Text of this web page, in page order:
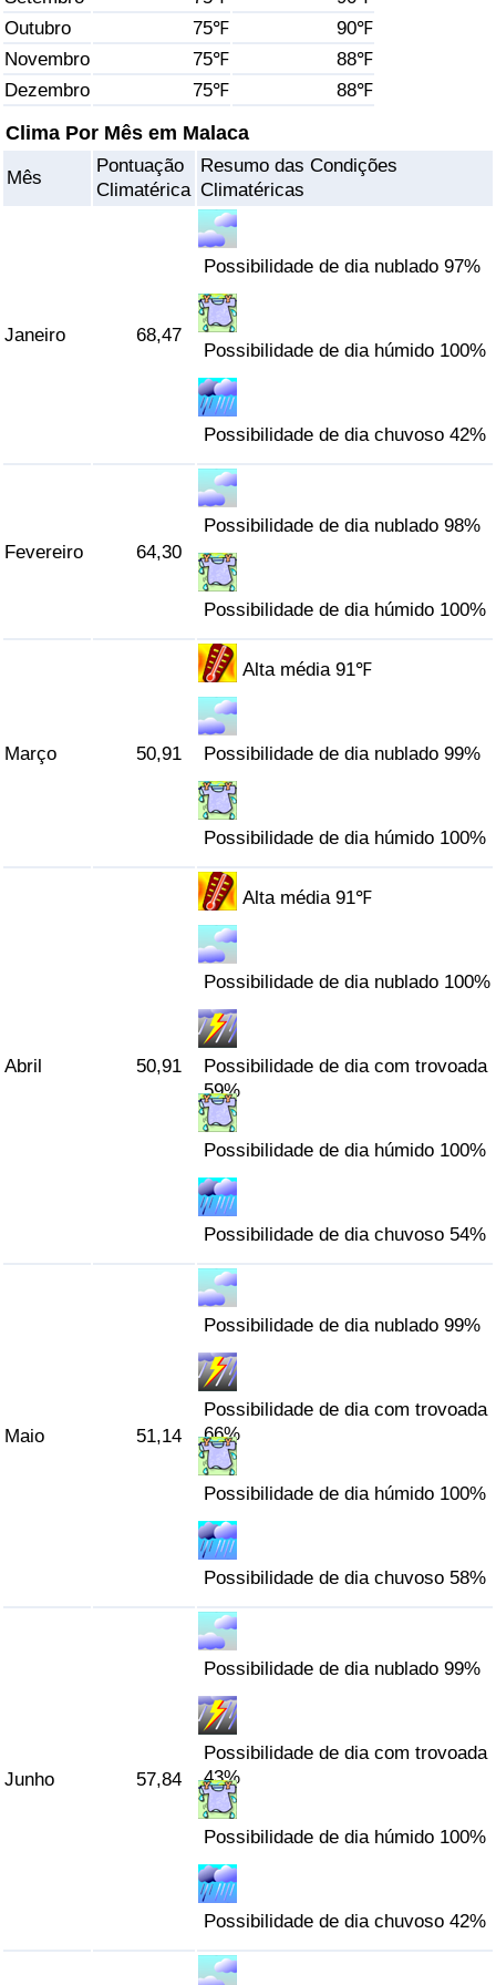
Outubro
75℉
90℉
Novembro
75℉
88℉
Dezembro
75℉ 88℉
Clima Por Mês em Malaca
Mês
Pontuação
Climatérica
Resumo das Condições
Climatéricas
Janeiro 68,47
Possibilidade de dia nublado 97%
Possibilidade de dia húmido 100%
Possibilidade de dia chuvoso 42%
Fevereiro 64,30
Possibilidade de dia nublado 98%
Possibilidade de dia húmido 100%
Março 50,91
Alta média 91℉
Possibilidade de dia nublado 99%
Possibilidade de dia húmido 100%
Abril 50,91
Alta média 91℉
Possibilidade de dia nublado 100%
Possibilidade de dia com trovoada
59%
Possibilidade de dia húmido 100%
Possibilidade de dia chuvoso 54%
Maio 51,14
Possibilidade de dia nublado 99%
Possibilidade de dia com trovoada
66%
Possibilidade de dia húmido 100%
Possibilidade de dia chuvoso 58%
Junho 57,84
Possibilidade de dia nublado 99%
Possibilidade de dia com trovoada
43%
Possibilidade de dia húmido 100%
Possibilidade de dia chuvoso 42%
Saúde
Indicador de Saúde (Atual)
Indicador de Saúde por País
Indicador de Poluição (Atual)
Indicador de Poluição por País
Indicador de Trânsito
Indicador de Trânsito (Atual)
Indicador de Trânsito por País